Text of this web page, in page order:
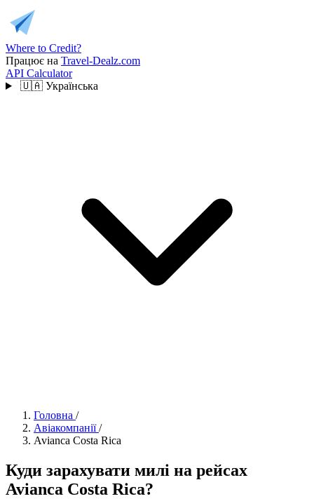
Where to Credit?
Працює на Travel-Dealz.com
API Calculator
🇺🇦 Українська
Головна /
Авіакомпанії /
Avianca Costa Rica
Куди зарахувати милі на рейсах
Avianca Costa Rica?